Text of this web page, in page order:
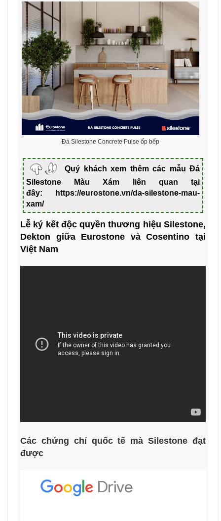
Đá Silestone Concrete Pulse ốp bếp
Quý khách xem thêm các mẫu Đá
Silestone Màu Xám liên quan tại
đây:
https://eurostone.vn/da-silestone-mau-
xam/
Lễ ký kết độc quyền thương hiệu Silestone,
Dekton giữa Eurostone và Cosentino tại
Việt Nam
Các chứng chỉ quốc tế mà Silestone đạt
được